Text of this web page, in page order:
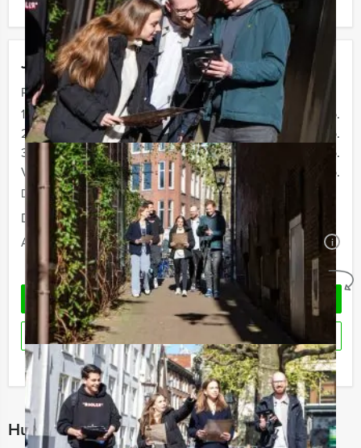
Jouw uitje
Prijs :
12 - 19 personen
€ 72,50 p.p.
20 - 29 personen
€ 69,50 p.p.
30 - 39 personen
€ 66,50 p.p.
Vanaf 40 personen
€ 64,50 p.p.
De prijzen zijn exclusief BTW
Duur:
4 uur en 30 minuten
Aantal:
Minimaal 12 personen i
Geheel vrijblijvend
OFFERTE AANVRAGEN
Ik heb een vraag over dit uitje
Hulp nodig bij het kiezen?